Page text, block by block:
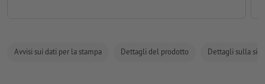
Avvisi sui dati per la stampa Dettagli del prodotto Dettagli sulla